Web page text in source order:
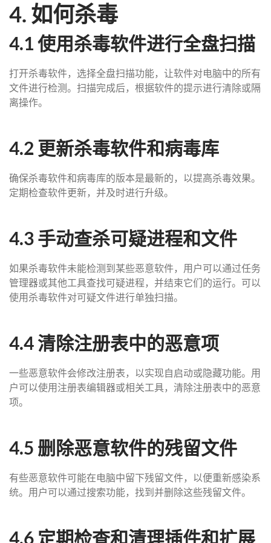
4. 如何杀毒
4.1 使用杀毒软件进行全盘扫描
打开杀毒软件，选择全盘扫描功能，让软件对电脑中的所有
文件进行检测。扫描完成后，根据软件的提示进行清除或隔
离操作。
4.2 更新杀毒软件和病毒库
确保杀毒软件和病毒库的版本是最新的，以提高杀毒效果。
定期检查软件更新，并及时进行升级。
4.3 手动查杀可疑进程和文件
如果杀毒软件未能检测到某些恶意软件，用户可以通过任务
管理器或其他工具查找可疑进程，并结束它们的运行。可以
使用杀毒软件对可疑文件进行单独扫描。
4.4 清除注册表中的恶意项
一些恶意软件会修改注册表，以实现自启动或隐藏功能。用
户可以使用注册表编辑器或相关工具，清除注册表中的恶意
项。
4.5 删除恶意软件的残留文件
有些恶意软件可能在电脑中留下残留文件，以便重新感染系
统。用户可以通过搜索功能，找到并删除这些残留文件。
4.6 定期检查和清理插件和扩展